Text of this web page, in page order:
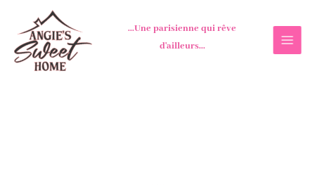
contenu
...Une parisienne qui rêve
d'ailleurs...